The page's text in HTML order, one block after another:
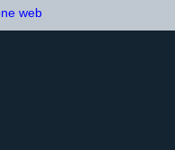
web